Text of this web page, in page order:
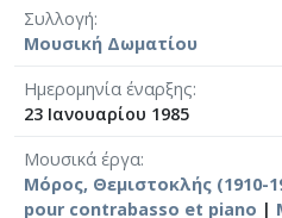
Συλλογή
Μουσική Δωματίου
Ημερομηνία έναρξης
23 Ιανουαρίου 1985
Μουσικά έργα
Μόρος, Θεμιστοκλής (1910-
pour contrabasso et piano |